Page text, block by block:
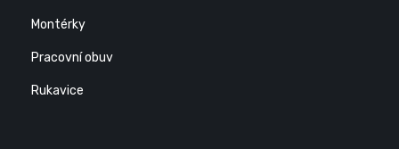
Montérky
Pracovní obuv
Rukavice